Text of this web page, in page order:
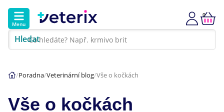
Menu
Hledat
0
Poradna Veterinární blog Vše o kočkách
Vše o kočkách